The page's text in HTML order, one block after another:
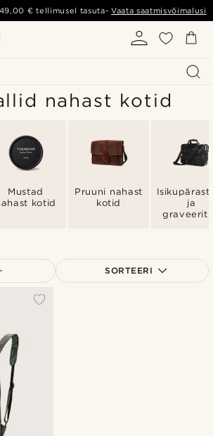
49,00 € tellimusel tasuta-Vaata saatmisvõimalusi
nahast kotid
Mustad
kotid
Pruuni nahast
kotid
ja
SORTEERI